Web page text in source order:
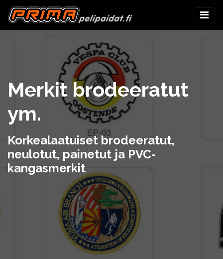
Merkit brodeeratut
ym.
Korkealaatuiset brodeeratut,
neulotut, painetut ja PVC-
kangasmerkit